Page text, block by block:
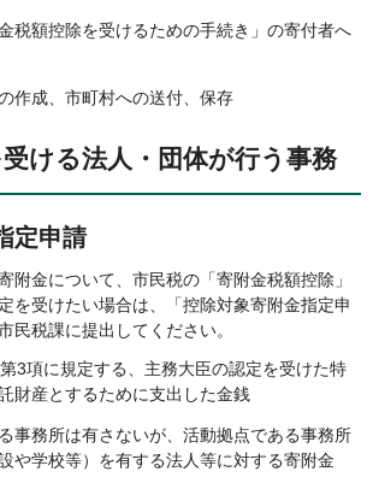
税額控除を受けるための手続き」の寄付者へ
作成、市町村への送付、保存
ける法人・団体が行う事務
定申請
附金について、市民税の「寄附金税額控除」
を受けたい場合は、「控除対象寄附金指定申
民税課に提出してください。
3項に規定する、主務大臣の認定を受けた特
財産とするために支出した金銭
事務所は有さないが、活動拠点である事務所
や学校等）を有する法人等に対する寄附金